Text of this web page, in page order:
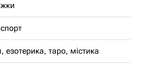
езотерика, таро, містика